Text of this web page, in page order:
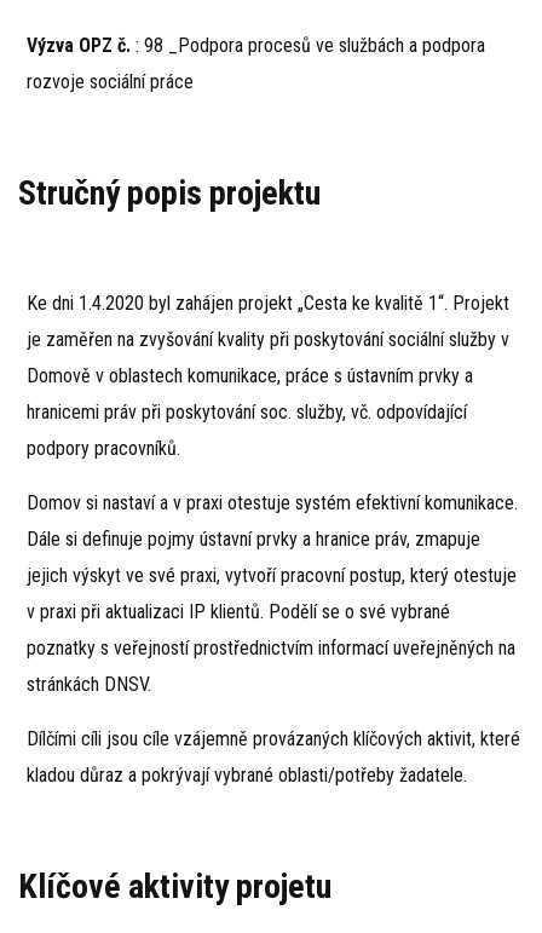
Výzva OPZ č.: 98 _Podpora procesů ve službách a podpora
rozvoje sociální práce
Stručný popis projektu
Ke dni 1.4.2020 byl zahájen projekt „Cesta ke kvalitě 1“. Projekt
je zaměřen na zvyšování kvality při poskytování sociální služby v
Domově v oblastech komunikace, práce s ústavním prvky a
hranicemi práv při poskytování soc. služby, vč. odpovídající
podpory pracovníků.
Domov si nastaví a v praxi otestuje systém efektivní komunikace.
Dále si definuje pojmy ústavní prvky a hranice práv, zmapuje
jejich výskyt ve své praxi, vytvoří pracovní postup, který otestuje
v praxi při aktualizaci IP klientů. Podělí se o své vybrané
poznatky s veřejností prostřednictvím informací uveřejněných na
stránkách DNSV.
Dílčími cíli jsou cíle vzájemně provázaných klíčových aktivit, které
kladou důraz a pokrývají vybrané oblasti/potřeby žadatele.
Klíčové aktivity projetu